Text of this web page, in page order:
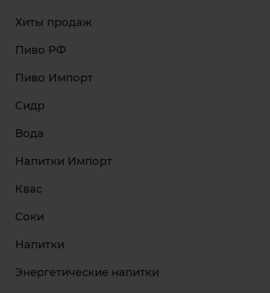
Хиты продаж
Пиво РФ
Пиво Импорт
Сидр
Вода
Напитки Импорт
Квас
Соки
Напитки
Энергетические напитки